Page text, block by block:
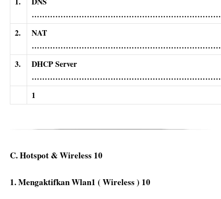
2.
NAT
3.
DHCP Server
1
C. Hotspot & Wireless 10
1.Mengaktifkan Wlan1 ( Wireless ) 10